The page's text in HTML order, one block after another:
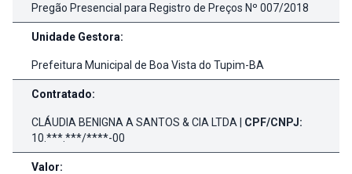
Pregão Presencial para Registro de Preços Nº 007/2018
Unidade Gestora:
Prefeitura Municipal de Boa Vista do Tupim-BA
Contratado:
CLÁUDIA BENIGNA A SANTOS & CIA LTDA | CPF/CNPJ:
10.***.***/****-00
Valor: